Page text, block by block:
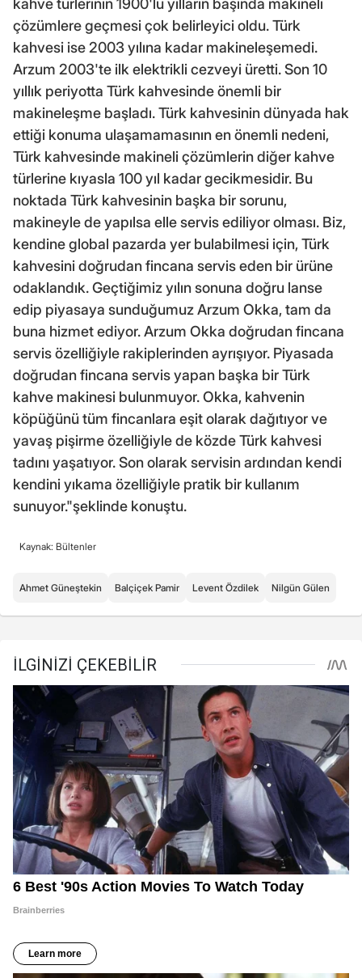
kahve türlerinin 1900'lü yılların başında makineli
çözümlere geçmesi çok belirleyici oldu. Türk
kahvesi ise 2003 yılına kadar makineleşemedi.
Arzum 2003'te ilk elektrikli cezveyi üretti. Son 10
yıllık periyotta Türk kahvesinde önemli bir
makineleşme başladı. Türk kahvesinin dünyada hak
ettiği konuma ulaşamamasının en önemli nedeni,
Türk kahvesinde makineli çözümlerin diğer kahve
türlerine kıyasla 100 yıl kadar gecikmesidir. Bu
noktada Türk kahvesinin başka bir sorunu,
makineyle de yapılsa elle servis ediliyor olması. Biz,
kendine global pazarda yer bulabilmesi için, Türk
kahvesini doğrudan fincana servis eden bir ürüne
odaklandık. Geçtiğimiz yılın sonuna doğru lanse
edip piyasaya sunduğumuz Arzum Okka, tam da
buna hizmet ediyor. Arzum Okka doğrudan fincana
servis özelliğiyle rakiplerinden ayrışıyor. Piyasada
doğrudan fincana servis yapan başka bir Türk
kahve makinesi bulunmuyor. Okka, kahvenin
köpüğünü tüm fincanlara eşit olarak dağıtıyor ve
yavaş pişirme özelliğiyle de közde Türk kahvesi
tadını yaşatıyor. Son olarak servisin ardından kendi
kendini yıkama özelliğiyle pratik bir kullanım
sunuyor."şeklinde konuştu.
Kaynak: Bültenler
Ahmet Güneştekin Balçiçek Pamir Levent Özdilek Nilgün Gülen